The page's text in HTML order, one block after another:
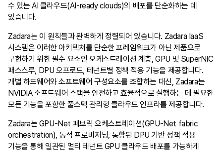
수 있는 AI 클라우드(AI-ready clouds)의 배포를 단순화하는 데
있습니다.
Zadara는 이 원칙들과 완벽하게 정렬되어 있습니다. Zadara IaaS
시스템은 이러한 아키텍처를 단순한 프레임워크가 아닌 제품으로
구현하기 위한 필수 요소인 오케스트레이션 계층, GPU 및 SuperNIC
패스스루, DPU 오프로드, 테넌트별 정책 적용 기능을 제공합니다.
개별 하드웨어와 소프트웨어 구성요소를 조합하는 대신, Zadara는
NVIDIA 소프트웨어 스택을 안전하고 효율적으로 실행하는 데 필요한
모든 기능을 포함한 풀스택 관리형 클라우드 인프라를 제공합니다.
Zadara는 GPU-Net 패브릭 오케스트레이션(GPU-Net fabric
orchestration), 동적 프로비저닝, 통합된 DPU 기반 정책 적용
기능을 통해 일관된 멀티 테넌트 GPU 클라우드 배포를 가능하게